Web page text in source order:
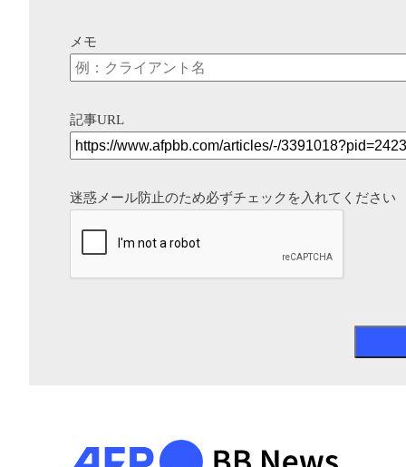
メモ
記事URL
迷惑メール防止のため必ずチェックを入れてください